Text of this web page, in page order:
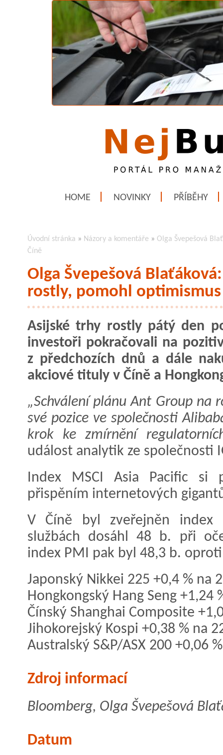
HOME NOVINKY PŘÍBĚHY
Úvodní stránka » Názory a komentáře » Olga Švepešová
Číně
Olga Švepešová
rostly, pomohl optimismus
Asijské trhy rostly pátý den
investoři pokračovali na
z předchozích dnů a dále
akciové tituly v Číně a
„Schválení plánu Ant Group na
své pozice ve společnosti
krok ke zmírnění
událost analytik ze společnosti
Index MSCI Asia Pacific
přispěním internetových
V Číně byl zveřejněn
službách dosáhl 48 b. při
index PMI pak byl 48,3 b.
Japonský Nikkei 225 +0,4 % na
Hongkongský Hang Seng +1,24
Čínský Shanghai Composite
Jihokorejský Kospi +0,38 % na
Australský S&P/ASX 200 +0,06
Zdroj informací
Bloomberg, Olga Švepešová
Datum